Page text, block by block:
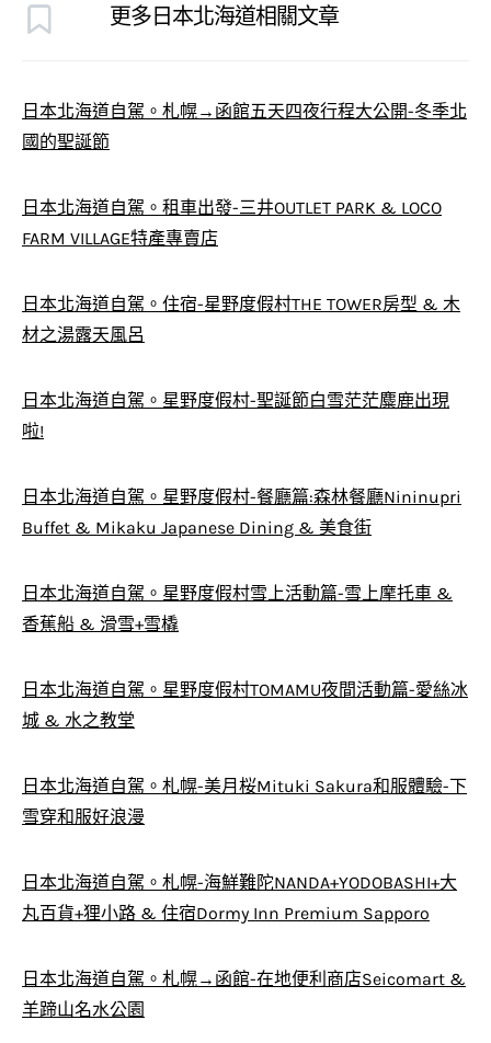
更多日本北海道相關文章
日本北海道自駕。札幌→函館五天四夜行程大公開-冬季北
國的聖誕節
日本北海道自駕。租車出發-三井OUTLET PARK & LOCO
FARM VILLAGE特產專賣店
日本北海道自駕。住宿-星野度假村THE TOWER房型 & 木
材之湯露天風呂
日本北海道自駕。星野度假村-聖誕節白雪茫茫麋鹿出現
啦!
日本北海道自駕。星野度假村-餐廳篇:森林餐廳Nininupri
Buffet & Mikaku Japanese Dining & 美食街
日本北海道自駕。星野度假村雪上活動篇-雪上摩托車 &
香蕉船 & 滑雪+雪橇
日本北海道自駕。星野度假村TOMAMU夜間活動篇-愛絲冰
城 & 水之教堂
日本北海道自駕。札幌-美月桜Mituki Sakura和服體驗-下
雪穿和服好浪漫
日本北海道自駕。札幌-海鮮難陀NANDA+YODOBASHI+大
丸百貨+狸小路 & 住宿Dormy Inn Premium Sapporo
日本北海道自駕。札幌→函館-在地便利商店Seicomart &
羊蹄山名水公園